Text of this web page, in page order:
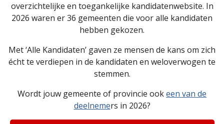
overzichtelijke en toegankelijke kandidatenwebsite. In
2026 waren er 36 gemeenten die voor alle kandidaten
hebben gekozen.
Met ‘Alle Kandidaten’ gaven ze mensen de kans om zich
écht te verdiepen in de kandidaten en weloverwogen te
stemmen.
Wordt jouw gemeente of provincie ookeen van de
deelnemers in 2026?